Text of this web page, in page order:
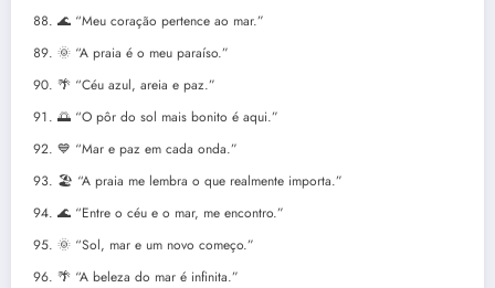
🌊 “Meu coração pertence ao mar.”
🌞 “A praia é o meu paraíso.”
🌴 “Céu azul, areia e paz.”
🌅 “O pôr do sol mais bonito é aqui.”
💙 “Mar e paz em cada onda.”
🏖️ “A praia me lembra o que realmente importa.”
🌊 “Entre o céu e o mar, me encontro.”
🌞 “Sol, mar e um novo começo.”
🌴 “A beleza do mar é infinita.”